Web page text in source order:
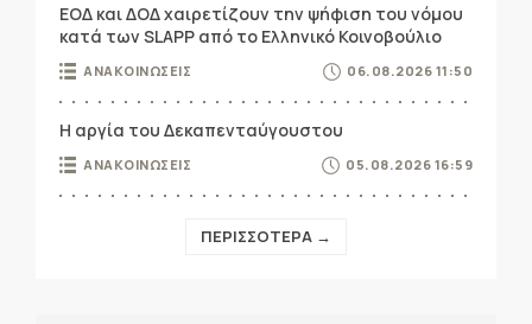
ΕΟΔ και ΔΟΔ χαιρετίζουν την ψήφιση του νόμου
κατά των SLAPP από το Ελληνικό Κοινοβούλιο
ΑΝΑΚΟΙΝΩΣΕΙΣ 06.08.2026 11:50
Η αργία του Δεκαπενταύγουστου
ΑΝΑΚΟΙΝΩΣΕΙΣ 05.08.2026 16:59
ΠΕΡΙΣΣΟΤΕΡΑ →